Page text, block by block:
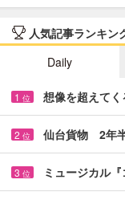
人気記事ランキン
Daily
1 位 想像を超えて
2 位 仙台貨物 2年
3 位 ミュージカル